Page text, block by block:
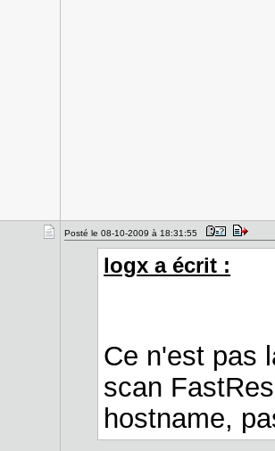
Posté le 08-10-2009 à 18:31:55
logx a écrit :
Ce n'est pas
scan
hostname,